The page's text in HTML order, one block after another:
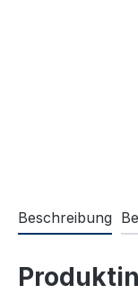
Beschreibung